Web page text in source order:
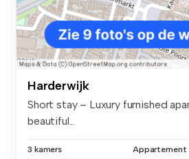
Harderwijk
Short stay – Luxury furnished
beautiful...
3 kamers Appartement